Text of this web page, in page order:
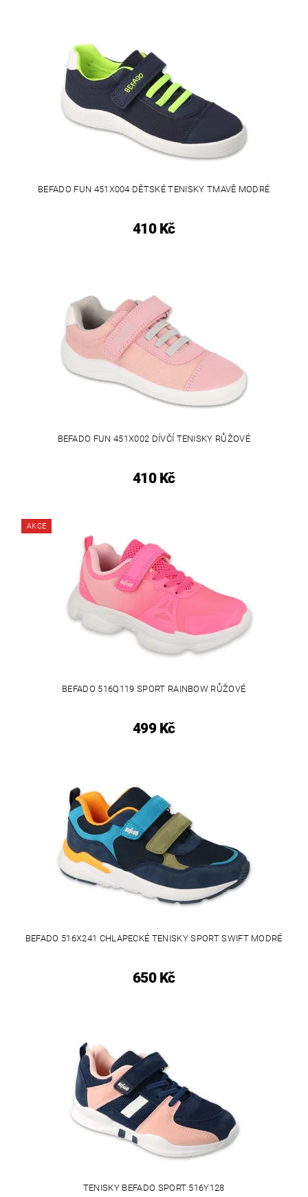
BEFADO FUN 451X004 DĚTSKÉ TENISKY TMAVĚ MODRÉ
410 Kč
BEFADO FUN 451X002 DÍVČÍ TENISKY RŮŽOVÉ
410 Kč
AKCE
BEFADO 516Q119 SPORT RAINBOW RŮŽOVÉ
499 Kč
BEFADO 516X241 CHLAPECKÉ TENISKY SPORT SWIFT MODRÉ
650 Kč
TENISKY BEFADO SPORT 516Y128